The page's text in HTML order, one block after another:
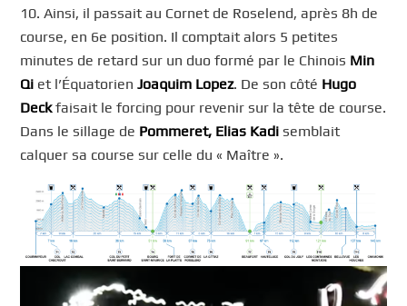
10. Ainsi, il passait au Cornet de Roselend, après 8h de
course, en 6e position. Il comptait alors 5 petites
minutes de retard sur un duo formé par le Chinois Min
Qi et l’ÉquatorienJoaquim Lopez. De son côté Hugo
Deckfaisait le forcing pour revenir sur la tête de course.
Dans le sillage de Pommeret, Elias Kadi semblait
calquer sa course sur celle du « Maître ».